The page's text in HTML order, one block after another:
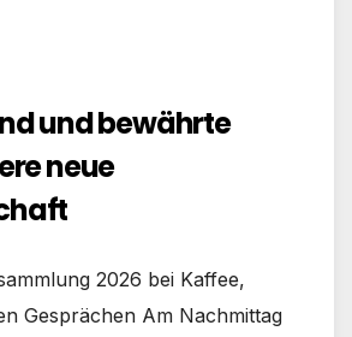
und bewährte
neue
2026 bei Kaffee,
Gesprächen Am Nachmittag